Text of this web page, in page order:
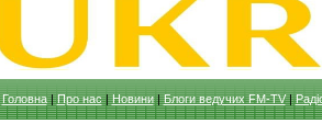
Головна|Про нас|Новини|Блоги ведучих FM-TV|